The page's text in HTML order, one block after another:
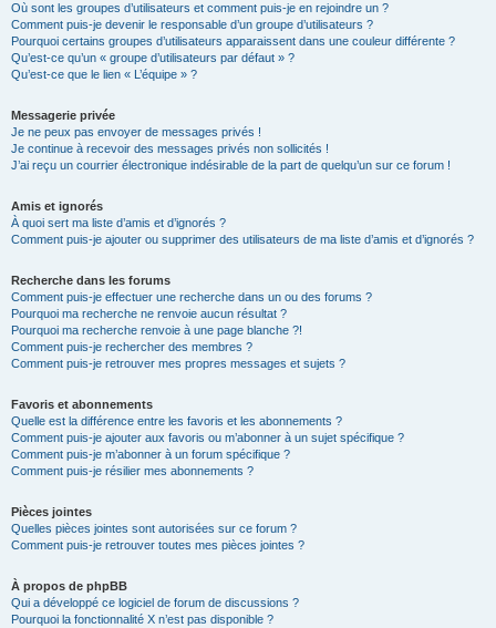
Où sont les groupes d’utilisateurs et comment puis-je en rejoindre un ?
Comment puis-je devenir le responsable d’un groupe d’utilisateurs ?
Pourquoi certains groupes d’utilisateurs apparaissent dans une couleur différente ?
Qu’est-ce qu’un « groupe d’utilisateurs par défaut » ?
Qu’est-ce que le lien « L’équipe » ?
Messagerie privée
Je ne peux pas envoyer de messages privés !
Je continue à recevoir des messages privés non sollicités !
J’ai reçu un courrier électronique indésirable de la part de quelqu’un sur ce forum !
Amis et ignorés
À quoi sert ma liste d’amis et d’ignorés ?
Comment puis-je ajouter ou supprimer des utilisateurs de ma liste d’amis et d’ignorés ?
Recherche dans les forums
Comment puis-je effectuer une recherche dans un ou des forums ?
Pourquoi ma recherche ne renvoie aucun résultat ?
Pourquoi ma recherche renvoie à une page blanche ?!
Comment puis-je rechercher des membres ?
Comment puis-je retrouver mes propres messages et sujets ?
Favoris et abonnements
Quelle est la différence entre les favoris et les abonnements ?
Comment puis-je ajouter aux favoris ou m’abonner à un sujet spécifique ?
Comment puis-je m’abonner à un forum spécifique ?
Comment puis-je résilier mes abonnements ?
Pièces jointes
Quelles pièces jointes sont autorisées sur ce forum ?
Comment puis-je retrouver toutes mes pièces jointes ?
À propos de phpBB
Qui a développé ce logiciel de forum de discussions ?
Pourquoi la fonctionnalité X n’est pas disponible ?